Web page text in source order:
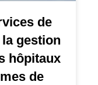
de
gestion
hôpitaux
de